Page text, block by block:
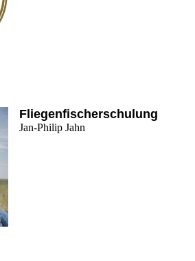
Fliegenfischerschulung
Jan-Philip Jahn